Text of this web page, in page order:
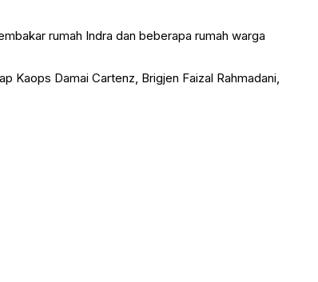
rumah Indra dan beberapa rumah warga
Kaops Damai Cartenz, Brigjen Faizal Rahmadani,